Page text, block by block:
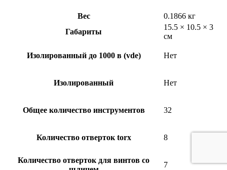
Вес
0.1866 кг
Габариты
15.5 × 10.5 × 3
см
Изолированный до 1000 в (vde) Нет
Изолированный Нет
Общее количество инструментов 32
Количество отверток torx 8
Количество отверток для винтов со
7